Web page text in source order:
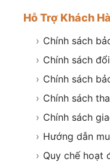
Hỗ Trợ Khách
› Chính sách
› Chính sách
› Chính sách
› Chính sách
› Chính sách
› Hướng dẫn
› Quy chế hoạt